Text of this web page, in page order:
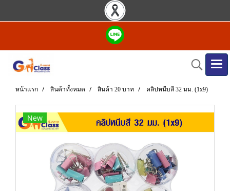
หน้าแรก สินค้าทั้งหมด สินค้า 20 บาท คลิปหนีบสี 32 มม. (1x9)
New